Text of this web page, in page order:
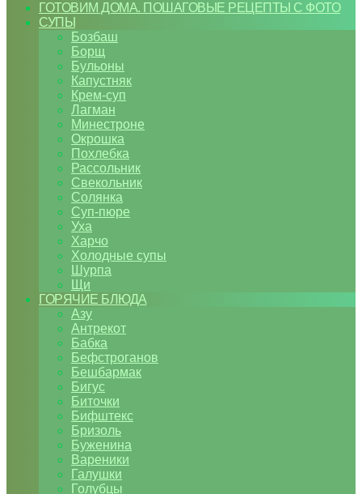
ГОТОВИМ ДОМА. ПОШАГОВЫЕ РЕЦЕПТЫ С ФОТО
СУПЫ
Бозбаш
Борщ
Бульоны
Капустняк
Крем-суп
Лагман
Минестроне
Окрошка
Похлебка
Рассольник
Свекольник
Солянка
Суп-пюре
Уха
Харчо
Холодные супы
Шурпа
Щи
ГОРЯЧИЕ БЛЮДА
Азу
Антрекот
Бабка
Бефстроганов
Бешбармак
Бигус
Биточки
Бифштекс
Бризоль
Буженина
Вареники
Галушки
Голубцы